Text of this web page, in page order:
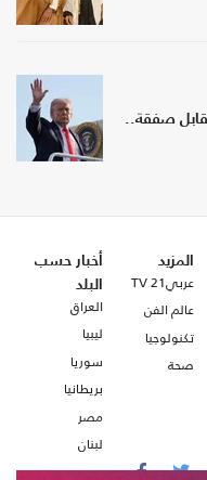
صفقة..
المزيد
عربي21 TV
عالم الفن
تكنولوجيا
صحة
أخبار حسب
البلد
العراق
ليبيا
سوريا
بريطانيا
مصر
لبنان